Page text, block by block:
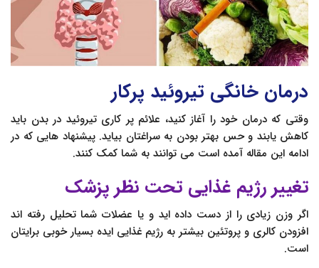
درمان خانگی تیروئید پرکار
وقتی که درمان خود را آغاز کنید، علائم پر کاری تیروئید در بدن باید
کاهش یابند و حس بهتر بودن به سراغتان بیاید. پیشنهاد هایی که در
ادامه این مقاله آمده است می توانند به شما کمک کنند.
تغییر رژیم غذایی تحت نظر پزشک
اگر وزن زیادی را از دست داده اید و یا عضلات شما تحلیل رفته اند
افزودن کالری و پروتئین بیشتر به رژیم غذایی ایده بسیار خوبی برایتان
است.